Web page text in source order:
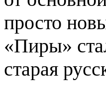
просто
«Пиры»
старая